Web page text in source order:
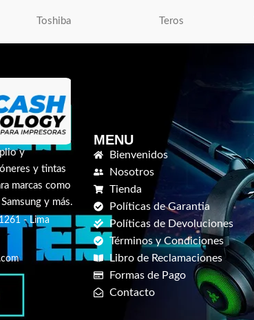
Toshiba Teros
y
y tintas
marcas como
y más.
- Lima
MENU
Bienvenidos
Nosotros
Tienda
Políticas de Garantia
Políticas de Devoluciones
Términos y Condiciones
Libro de Reclamaciones
Formas de Pago
Contacto